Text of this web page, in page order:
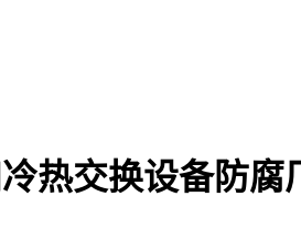
热交换设备防腐